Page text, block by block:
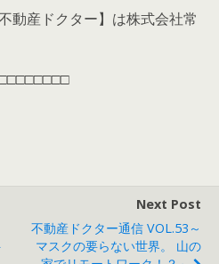
動産ドクター】は株式会社常
Next Post
不動産ドクター通信 VOL.53～
マスクの要らない世界。 山の